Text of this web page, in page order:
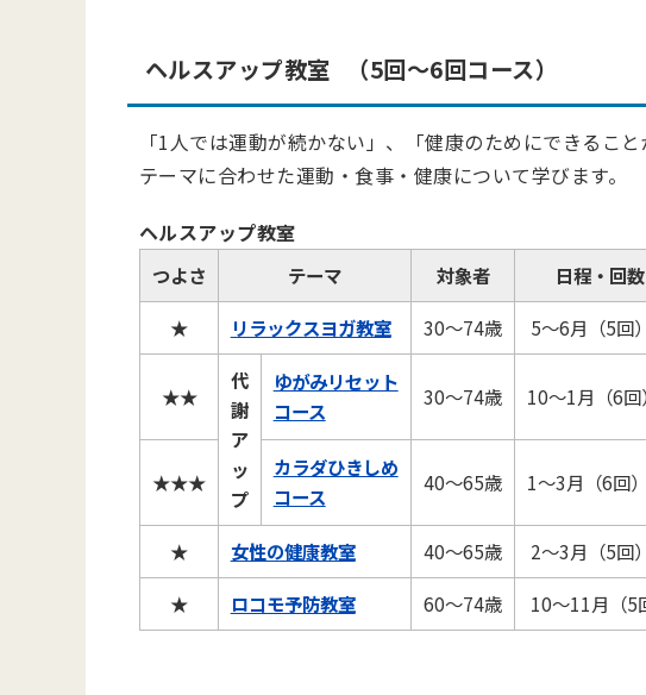
ヘルスアップ教室 （5回～6回コース）
「1人では運動が続かない」、「健康のためにできるこ
テーマに合わせた運動・食事・健康について学びます。
つよさ テーマ 対象者 日程・回数
ヘルスアップ教室
★ リラックスヨガ教室 30～74歳 5～6月（5回）
★★
代
謝
ア
ッ
プ
ゆがみリセット
コース
30～74歳 10～1月（6回）
★★★
カラダひきしめ
コース
40～65歳 1～3月（6回）
★ 女性の健康教室 40～65歳 2～3月（5回）
★
ロコモ予防教室 60～74歳 10～11月（5